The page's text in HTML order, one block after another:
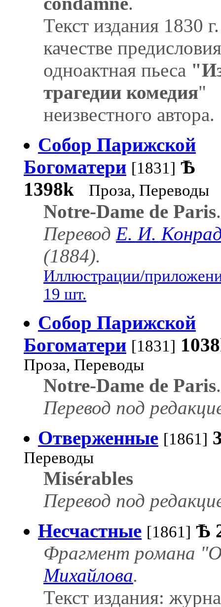
Текст издания 1830
качестве
одноактная пьеса
трагедии комедия"
неизвестного автора.
Собор Парижской
Богоматери [1831] Ѣ
1398k
Проза, Переводы
Notre-Dame de Paris.
Перевод Е. И.
(1884).
Иллюстрации/
19 шт.
Собор Парижской
Богоматери [1831]
Проза, Переводы
Notre-Dame de Paris.
Перевод под
Отверженные [1861]
Переводы
Misérables
Перевод под
Несчастные [1861] Ѣ
Фрагмент романа
Михайлова.
Текст издания: